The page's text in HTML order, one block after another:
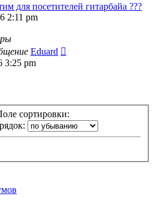
для посетителей гитарбайа ???
2:11 pm
Eduard
3:25 pm
сортировки: